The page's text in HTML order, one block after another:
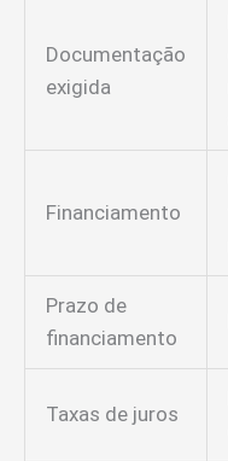
Documentação
exigida
Financiamento
Prazo de
financiamento
Taxas de juros